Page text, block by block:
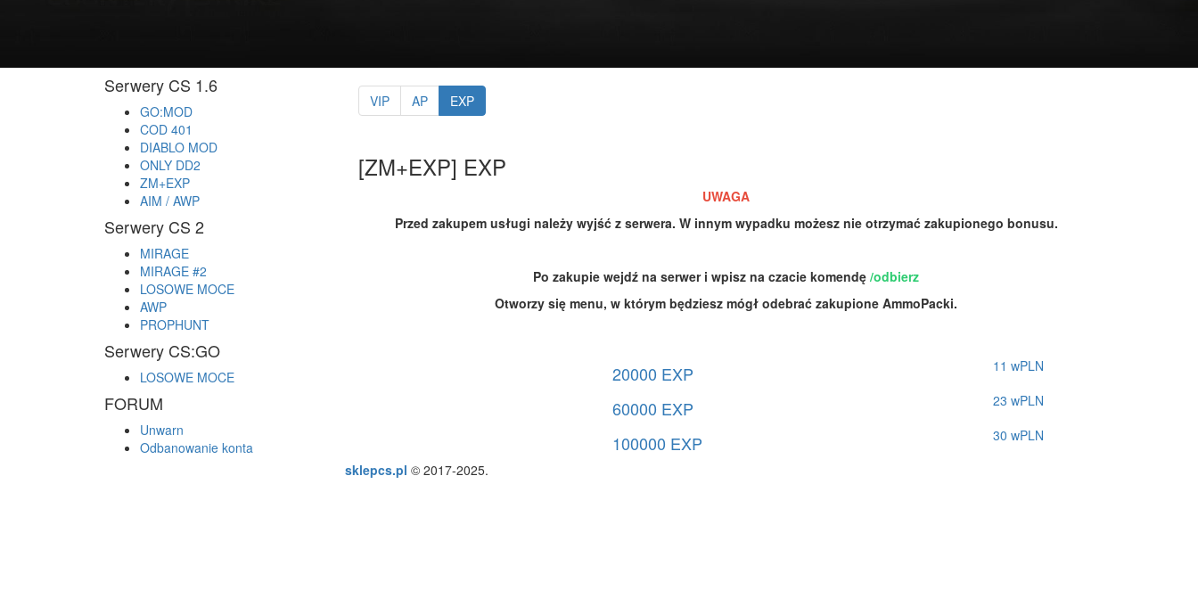
Serwery CS 1.6
GO:MOD
COD 401
DIABLO MOD
ONLY DD2
ZM+EXP
AIM / AWP
Serwery CS 2
MIRAGE
MIRAGE #2
LOSOWE MOCE
AWP
PROPHUNT
Serwery CS:GO
LOSOWE MOCE
FORUM
Unwarn
Odbanowanie konta
VIP AP EXP
[ZM+EXP] EXP
UWAGA
Przed zakupem usługi należy wyjść z serwera. W innym wypadku możesz nie otrzymać zakupionego bonusu.
Po zakupie wejdź na serwer i wpisz na czacie komendę /odbierz
Otworzy się menu, w którym będziesz mógł odebrać zakupione AmmoPacki.
20000 EXP 11 wPLN
60000 EXP 23 wPLN
100000 EXP
30 wPLN
sklepcs.pl © 2017-2025.